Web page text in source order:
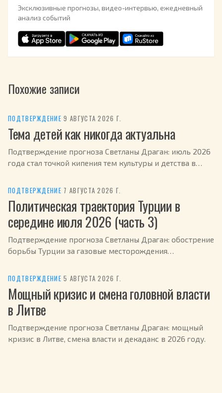
Эксклюзивные прогнозы, видео-интервью, ежедневный
анализ событий
Похожие записи
ПОДТВЕРЖДЕНИЕ ·9 АВГУСТА 2026 Г.
Тема детей как никогда актуальна
Подтверждение прогноза Светланы Драган: июль 2026
года стал точкой кипения тем культуры и детства в
ПОДТВЕРЖДЕНИЕ 7 АВГУСТА 2026 Г.
Политическая траектория Турции в
середине июля 2026 (часть 3)
Подтверждение прогноза Светланы Драган: обострение
борьбы Турции за газовые месторождения
ПОДТВЕРЖДЕНИЕ ·5 АВГУСТА 2026 Г.
Мощный кризис и смена головной власти
в Литве
Подтверждение прогноза Светланы Драган: мощный
кризис в Литве, смена власти и декаданс в 2026 году.